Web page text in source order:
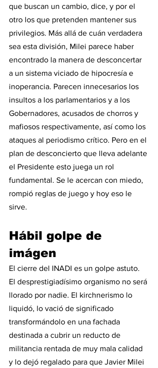
que buscan un cambio, dice, y por el
otro los que pretenden mantener sus
privilegios. Más allá de cuán verdadera
sea esta división, Milei parece haber
encontrado la manera de desconcertar
a un sistema viciado de hipocresía e
inoperancia. Parecen innecesarios los
insultos a los parlamentarios y a los
Gobernadores, acusados de chorros y
mafiosos respectivamente, así como los
ataques al periodismo crítico. Pero en el
plan de desconcierto que lleva adelante
el Presidente esto juega un rol
fundamental. Se le acercan con miedo,
rompió reglas de juego y hoy eso le
sirve.
Hábil golpe de
imágen
El cierre del INADI es un golpe astuto.
El desprestigiadísimo organismo no será
llorado por nadie. El kirchnerismo lo
liquidó, lo vació de significado
transformándolo en una fachada
destinada a cubrir un reducto de
militancia rentada de muy mala calidad
y lo dejó regalado para que Javier Milei